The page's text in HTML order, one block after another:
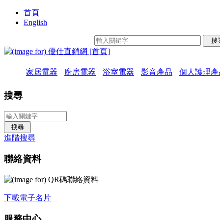
首頁
English
家居電器 廚房電器 浴室電器 影音產品 個人護理產
搜尋
進階搜尋
聯絡資料
下載電子名片